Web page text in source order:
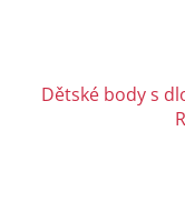
Dětské body s